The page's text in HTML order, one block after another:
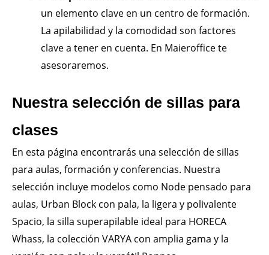
un elemento clave en un centro de formación.
La apilabilidad y la comodidad son factores
clave a tener en cuenta. En Maieroffice te
asesoraremos.
Nuestra selección de sillas para
clases
En esta página encontrarás una selección de sillas
para aulas, formación y conferencias. Nuestra
selección incluye modelos como Node pensado para
aulas, Urban Block con pala, la ligera y polivalente
Spacio, la silla superapilable ideal para HORECA
Whass, la colección VARYA con amplia gama y la